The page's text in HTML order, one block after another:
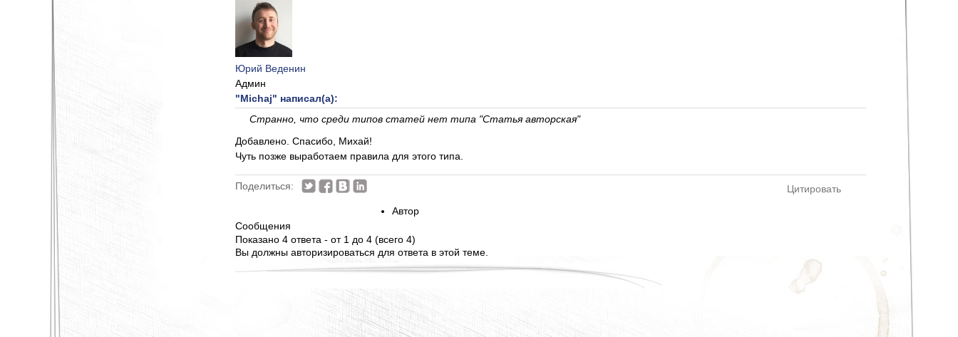
Юрий Веденин
Админ
"Michaj" написал(а):
Странно, что среди типов статей нет типа "Статья авторская"
Добавлено. Спасибо, Михай!
Чуть позже выработаем правила для этого типа.
Поделиться:
Цитировать
Автор
Сообщения
Показано 4 ответа - от 1 до 4 (всего 4)
Вы должны авторизироваться для ответа в этой теме.